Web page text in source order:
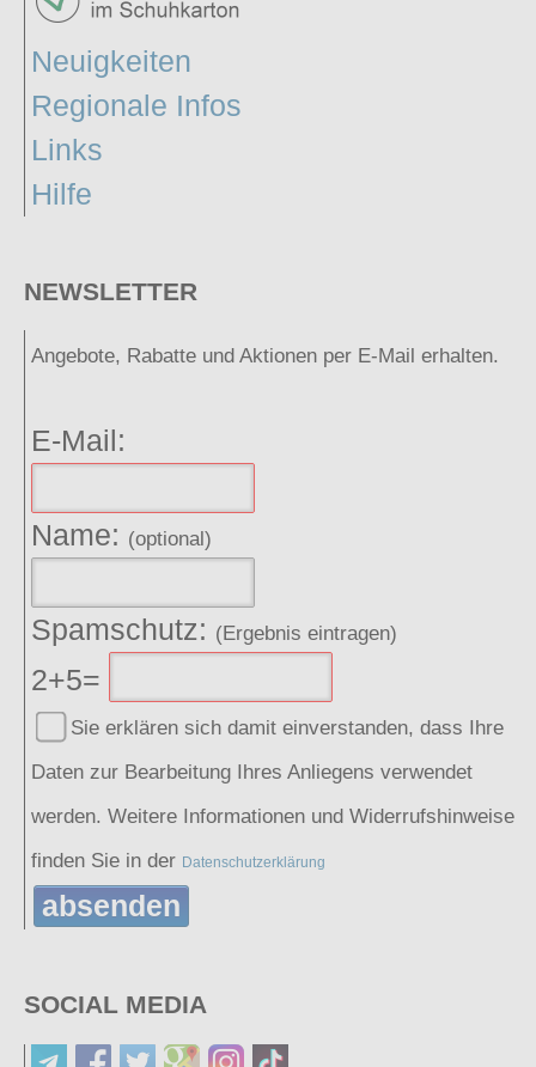
Neuigkeiten
Regionale Infos
Links
Hilfe
NEWSLETTER
Angebote, Rabatte und Aktionen per E-Mail erhalten.
E-Mail:
Name: (optional)
Spamschutz: (Ergebnis eintragen)
2+5=
Sie erklären sich damit einverstanden, dass Ihre
Daten zur Bearbeitung Ihres Anliegens verwendet
werden. Weitere Informationen und Widerrufshinweise
finden Sie in der Datenschutzerklärung
absenden
SOCIAL MEDIA